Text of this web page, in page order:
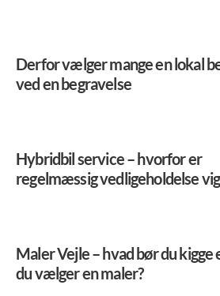
Derfor vælger mange en lokal
ved en begravelse
Hybridbil service – hvorfor er
regelmæssig vedligeholdelse
Maler Vejle – hvad bør du kigge
du vælger en maler?